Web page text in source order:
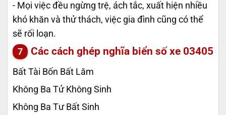
- Mọi việc đều ngừng trệ, ách tắc, xuất hiện nhiều
khó khăn và thử thách, việc gia đình cũng có thể
sẽ rối loạn.
Các cách ghép nghĩa biển số xe 03405
Bất Tài Bốn Bất Lăm
Không Ba Tử Không Sinh
Không Ba Tư Bất Sinh